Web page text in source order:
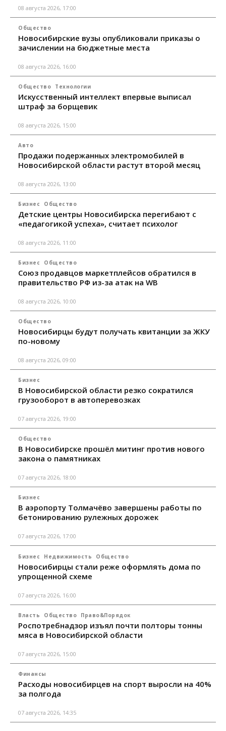
08 августа 2026, 17:00
Общество
Новосибирские вузы опубликовали приказы о
зачислении на бюджетные места
08 августа 2026, 16:00
Общество Технологии
Искусственный интеллект впервые выписал
штраф за борщевик
08 августа 2026, 15:00
Авто
Продажи подержанных электромобилей в
Новосибирской области растут второй месяц
08 августа 2026, 13:00
Бизнес Общество
Детские центры Новосибирска перегибают с
«педагогикой успеха», считает психолог
08 августа 2026, 11:00
Бизнес Общество
Союз продавцов маркетплейсов обратился в
правительство РФ из-за атак на WB
08 августа 2026, 10:00
Общество
Новосибирцы будут получать квитанции за ЖКУ
по-новому
08 августа 2026, 09:00
Бизнес
В Новосибирской области резко сократился
грузооборот в автоперевозках
07 августа 2026, 19:00
Общество
В Новосибирске прошёл митинг против нового
закона о памятниках
07 августа 2026, 18:00
Бизнес
В аэропорту Толмачёво завершены работы по
бетонированию рулежных дорожек
07 августа 2026, 17:00
Бизнес Недвижимость Общество
Новосибирцы стали реже оформлять дома по
упрощенной схеме
07 августа 2026, 16:00
Власть Общество Право&Порядок
Роспотребнадзор изъял почти полторы тонны
мяса в Новосибирской области
07 августа 2026, 15:00
Финансы
Расходы новосибирцев на спорт выросли на 40%
за полгода
07 августа 2026, 14:35